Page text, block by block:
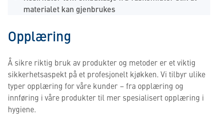
materialet kan gjenbrukes
Opplæring
Å sikre riktig bruk av produkter og metoder er et viktig
sikkerhetsaspekt på et profesjonelt kjøkken. Vi tilbyr ulike
typer opplæring for våre kunder – fra opplæring og
innføring i våre produkter til mer spesialisert opplæring i
hygiene.